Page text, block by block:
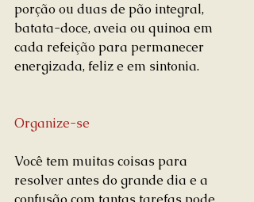
porção ou duas de pão integral,
batata-doce, aveia ou quinoa em
cada refeição para permanecer
energizada, feliz e em sintonia.
Organize-se
Você tem muitas coisas para
resolver antes do grande dia e a